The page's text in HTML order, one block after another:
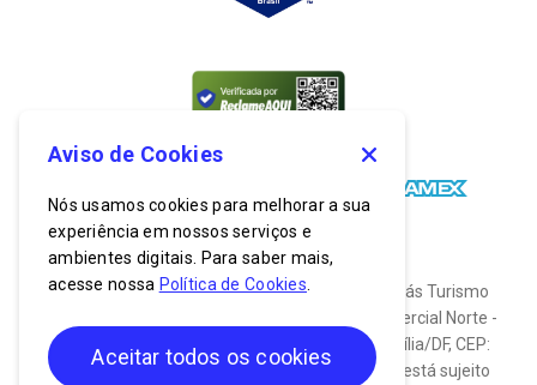
© 2026. Todos os direitos reservados. Bancorbrás Turismo
S.A. CNPJ: 03.635.174/0001-19. End: Setor Comercial Norte -
SCN, Quadra 2, Bloco C, Nº 900, Asa Norte, Brasília/DF, CEP:
70.712-030. O uso do site do Clube Bancorbrás está sujeito
Aviso de Cookies
Nós usamos cookies para melhorar a sua
experiência em nossos serviços e
ambientes digitais. Para saber mais,
acesse nossa Política de Cookies
Aceitar todos os cookies